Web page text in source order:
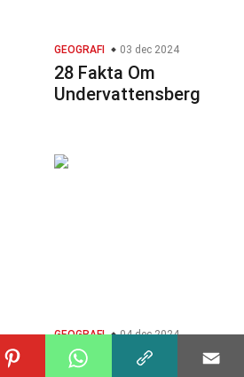
GEOGRAFI 03 dec 2024
28 Fakta Om
Undervattensberg
GEOGRAFI 04 dec 2024
25 Fakta Om